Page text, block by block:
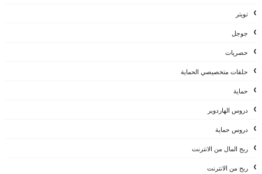
تويتر
جوجل
حصريات
حلقات متخصيصي الحماية
حماية
دروس الهاردوير
دروس حماية
ربح المال من الانترنت
ربح من الانترنت